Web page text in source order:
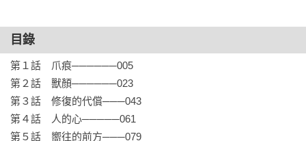
夏野：土行術士。經證實大五的魂魄就附在她的眼底…
大五：力邀摩緒來到御降家的同門師兄。一度詐死，結果演變
成假咒殺真喪命……
【故事簡介】
目錄
第１話　爪痕──────005
第２話　獸顏──────023
第３話　修復的代償───043
第４話　人的心─────061
第５話　嚮往的前方───079